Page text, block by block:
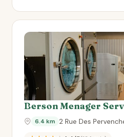
Berson Menager
6.4 km 2 Rue Des